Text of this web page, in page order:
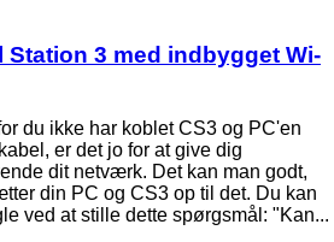
Station 3 med indbygget Wi-
du ikke har koblet CS3 og PC'en
er det jo for at give dig
dit netværk. Det kan man godt,
din PC og CS3 op til det. Du kan
ved at stille dette spørgsmål: "Kan...